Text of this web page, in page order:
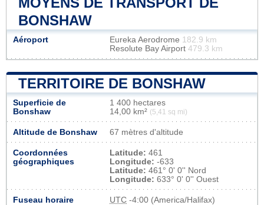
BONSHAW
Aéroport Eureka Aerodrome 182.9 km
Resolute Bay Airport 479.3 km
TERRITOIRE DE BONSHAW
Superficie de
Bonshaw
1 400 hectares
14,00 km² (5,41 sq mi)
Altitude de Bonshaw 67 mètres d'altitude
Coordonnées
géographiques
Latitude: 461
Longitude: -633
Latitude: 461° 0' 0'' Nord
Longitude: 633° 0' 0'' Ouest
Fuseau horaire UTC -4:00 (America/Halifax)